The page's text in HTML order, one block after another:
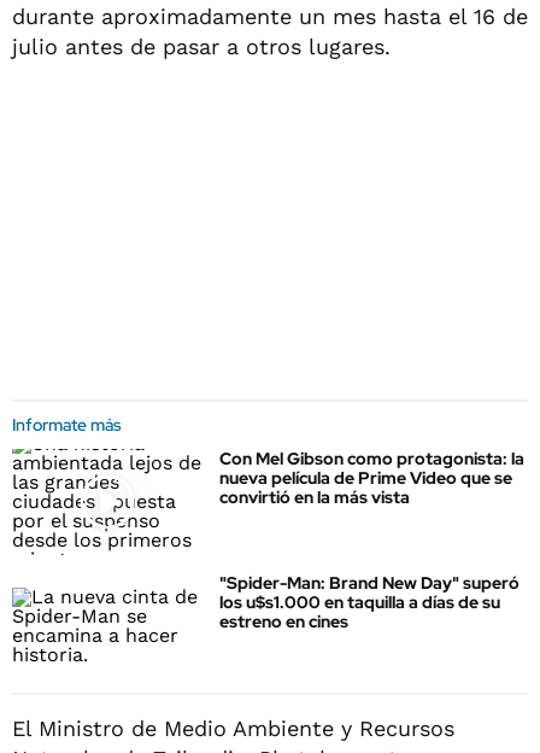
durante aproximadamente un mes hasta el 16 de
julio antes de pasar a otros lugares.
Informate más
Con Mel Gibson como protagonista: la
nueva película de Prime Video que se
convirtió en la más vista
"Spider-Man: Brand New Day" superó
los u$s1.000 en taquilla a días de su
estreno en cines
El Ministro de Medio Ambiente y Recursos